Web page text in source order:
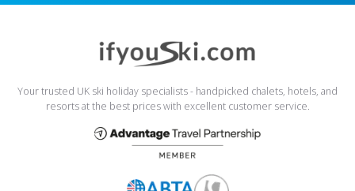
Your trusted UK ski holiday specialists - handpicked chalets, hotels, and
resorts at the best prices with excellent customer service.